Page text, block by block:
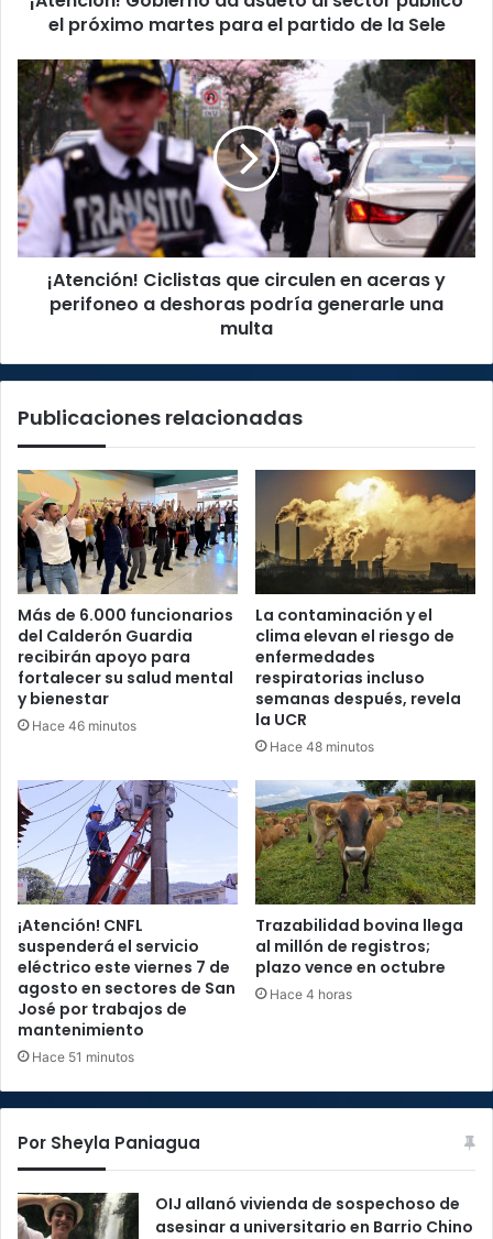
partido
de
Sele
el próximo martes para el partido de la Sele
¡Atención!
Ciclistas
que
circulen
en
aceras
y
perifoneo
a
deshoras
podría
multa
¡Atención! Ciclistas que circulen en aceras y
perifoneo a deshoras podría generarle una
multa
Publicaciones relacionadas
Más de 6.000 funcionarios
del Calderón Guardia
recibirán apoyo para
fortalecer su salud mental
y bienestar
Hace 46 minutos
La contaminación y el
clima elevan el riesgo de
enfermedades
respiratorias incluso
semanas después, revela
la UCR
Hace 48 minutos
¡Atención! CNFL
suspenderá el servicio
eléctrico este viernes 7 de
agosto en sectores de San
José por trabajos de
mantenimiento
Hace 51 minutos
Trazabilidad bovina llega
al millón de registros;
plazo vence en octubre
Hace 4 horas
Por Sheyla Paniagua
OIJ allanó vivienda de sospechoso de
asesinar a universitario en Barrio Chino